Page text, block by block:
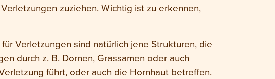
zuziehen. Wichtig ist zu erkennen,
Verletzungen sind natürlich jene Strukturen, die
durch z. B. Dornen, Grassamen oder auch
führt, oder auch die Hornhaut betreffen.